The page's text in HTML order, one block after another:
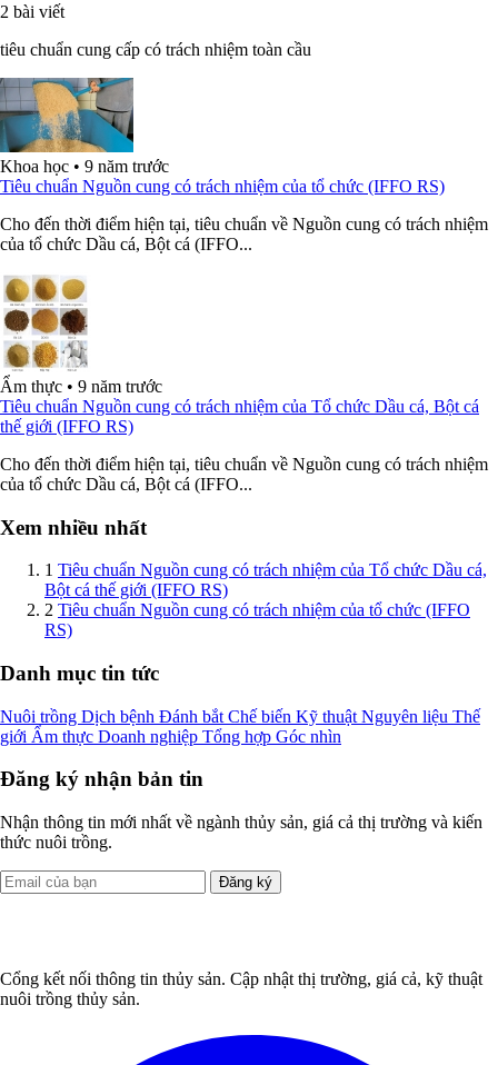
2 bài viết
tiêu chuẩn cung cấp có trách nhiệm toàn cầu
Khoa học • 9 năm trước
Tiêu chuẩn Nguồn cung có trách nhiệm của tổ chức (IFFO RS)
Cho đến thời điểm hiện tại, tiêu chuẩn về Nguồn cung có trách nhiệm
của tổ chức Dầu cá, Bột cá (IFFO...
Ẩm thực • 9 năm trước
Tiêu chuẩn Nguồn cung có trách nhiệm của Tổ chức Dầu cá, Bột cá
thế giới (IFFO RS)
Cho đến thời điểm hiện tại, tiêu chuẩn về Nguồn cung có trách nhiệm
của tổ chức Dầu cá, Bột cá (IFFO...
Xem nhiều nhất
1 Tiêu chuẩn Nguồn cung có trách nhiệm của Tổ chức Dầu cá,
Bột cá thế giới (IFFO RS)
2 Tiêu chuẩn Nguồn cung có trách nhiệm của tổ chức (IFFO
RS)
Danh mục tin tức
Nuôi trồng Dịch bệnh Đánh bắt Chế biến Kỹ thuật Nguyên liệu Thế
giới Ẩm thực Doanh nghiệp Tổng hợp Góc nhìn
Đăng ký nhận bản tin
Nhận thông tin mới nhất về ngành thủy sản, giá cả thị trường và kiến
thức nuôi trồng.
Đăng ký
Cổng kết nối thông tin thủy sản. Cập nhật thị trường, giá cả, kỹ thuật
nuôi trồng thủy sản.